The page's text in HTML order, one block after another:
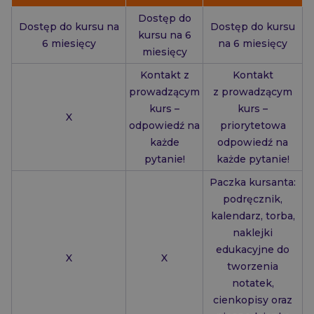
Dostęp do kursu na
6 miesięcy
Dostęp do
kursu na 6
miesięcy
Dostęp do kursu
na 6 miesięcy
X
Kontakt z
prowadzącym
kurs –
odpowiedź na
każde
pytanie!
Kontakt
z prowadzącym
kurs –
priorytetowa
odpowiedź na
każde pytanie!
X X
Paczka kursanta:
podręcznik,
kalendarz, torba,
naklejki
edukacyjne do
tworzenia
notatek,
cienkopisy oraz